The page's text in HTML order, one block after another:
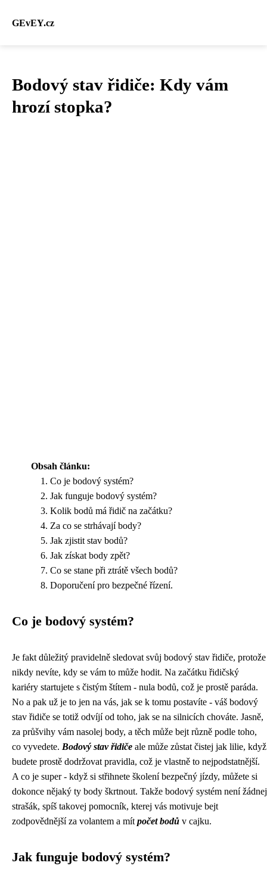
GEvEY.cz
Bodový stav řidiče: Kdy vám
hrozí stopka?
Obsah článku:
Co je bodový systém?
Jak funguje bodový systém?
Kolik bodů má řidič na začátku?
Za co se strhávají body?
Jak zjistit stav bodů?
Jak získat body zpět?
Co se stane při ztrátě všech bodů?
Doporučení pro bezpečné řízení.
Co je bodový systém?
Je fakt důležitý pravidelně sledovat svůj bodový stav řidiče, protože
nikdy nevíte, kdy se vám to může hodit. Na začátku řidičský
kariéry startujete s čistým štítem - nula bodů, což je prostě paráda.
No a pak už je to jen na vás, jak se k tomu postavíte - váš bodový
stav řidiče se totiž odvíjí od toho, jak se na silnicích chováte. Jasně,
za průšvihy vám nasolej body, a těch může bejt různě podle toho,
co vyvedete. Bodový stav řidiče ale může zůstat čistej jak lilie, když
budete prostě dodržovat pravidla, což je vlastně to nejpodstatnější.
A co je super - když si střihnete školení bezpečný jízdy, můžete si
dokonce nějaký ty body škrtnout. Takže bodový systém není žádnej
strašák, spíš takovej pomocník, kterej vás motivuje bejt
zodpovědnější za volantem a mít počet bodů v cajku.
Jak funguje bodový systém?